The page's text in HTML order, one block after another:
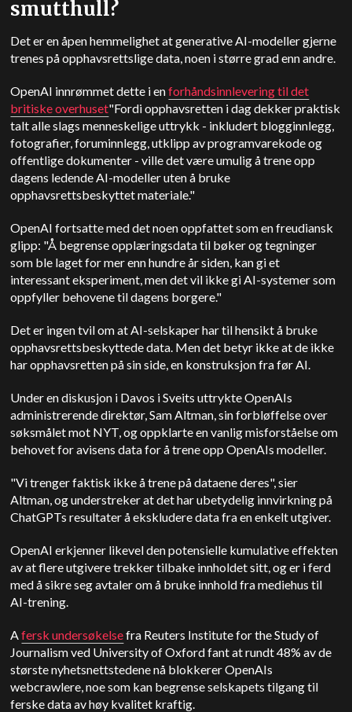
smutthull?
Det er en åpen hemmelighet at generative AI-modeller gjerne
trenes på opphavsrettslige data, noen i større grad enn andre.
OpenAI innrømmet dette i enforhåndsinnlevering til det
britiske overhuset"Fordi opphavsretten i dag dekker praktisk
talt alle slags menneskelige uttrykk - inkludert blogginnlegg,
fotografier, foruminnlegg, utklipp av programvarekode og
offentlige dokumenter - ville det være umulig å trene opp
dagens ledende AI-modeller uten å bruke
opphavsrettsbeskyttet materiale."
OpenAI fortsatte med det noen oppfattet som en freudiansk
glipp: "Å begrense opplæringsdata til bøker og tegninger
som ble laget for mer enn hundre år siden, kan gi et
interessant eksperiment, men det vil ikke gi AI-systemer som
oppfyller behovene til dagens borgere."
Det er ingen tvil om at AI-selskaper har til hensikt å bruke
opphavsrettsbeskyttede data. Men det betyr ikke at de ikke
har opphavsretten på sin side, en konstruksjon fra før AI.
Under en diskusjon i Davos i Sveits uttrykte OpenAIs
administrerende direktør, Sam Altman, sin forbløffelse over
søksmålet mot NYT, og oppklarte en vanlig misforståelse om
behovet for avisens data for å trene opp OpenAIs modeller.
"Vi trenger faktisk ikke å trene på dataene deres", sier
Altman, og understreker at det har ubetydelig innvirkning på
ChatGPTs resultater å ekskludere data fra en enkelt utgiver.
OpenAI erkjenner likevel den potensielle kumulative effekten
av at flere utgivere trekker tilbake innholdet sitt, og er i ferd
med å sikre seg avtaler om å bruke innhold fra mediehus til
AI-trening.
Afersk undersøkelsefra Reuters Institute for the Study of
Journalism ved University of Oxford fant at rundt 48% av de
største nyhetsnettstedene nå blokkerer OpenAIs
webcrawlere, noe som kan begrense selskapets tilgang til
ferske data av høy kvalitet kraftig.